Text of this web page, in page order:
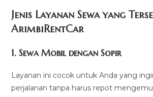
Jenis Layanan Sewa yang
ArimbiRentCar
1.Sewa Mobil dengan Sopir
Layanan ini cocok untuk Anda yang
perjalanan tanpa harus repot